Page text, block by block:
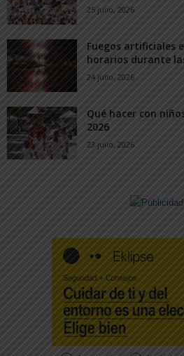
25 julio, 2026
Fuegos artificiales
horarios durante
24 julio, 2026
Qué hacer con
2026
23 julio, 2026